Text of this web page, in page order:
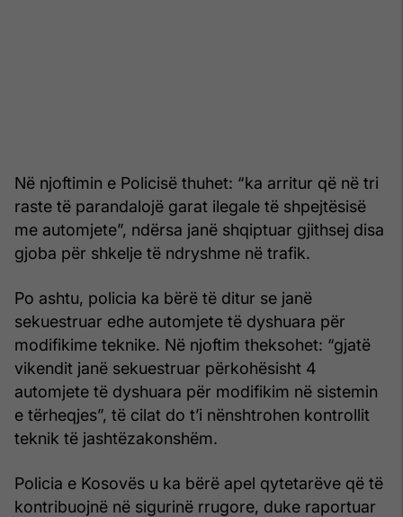
Në njoftimin e Policisë thuhet: “ka arritur që në tri
raste të parandalojë garat ilegale të shpejtësisë
me automjete”, ndërsa janë shqiptuar gjithsej disa
gjoba për shkelje të ndryshme në trafik.
Po ashtu, policia ka bërë të ditur se janë
sekuestruar edhe automjete të dyshuara për
modifikime teknike. Në njoftim theksohet: “gjatë
vikendit janë sekuestruar përkohësisht 4
automjete të dyshuara për modifikim në sistemin
e tërheqjes”, të cilat do t’i nënshtrohen kontrollit
teknik të jashtëzakonshëm.
Policia e Kosovës u ka bërë apel qytetarëve që të
kontribuojnë në sigurinë rrugore, duke raportuar